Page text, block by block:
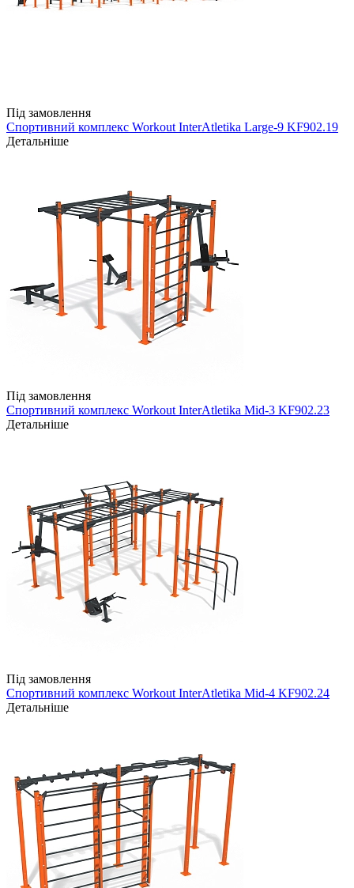
Під замовлення
Спортивний комплекс Workout InterAtletika Large-9 KF902.19
Детальніше
Під замовлення
Спортивний комплекс Workout InterAtletika Mid-3 KF902.23
Детальніше
Під замовлення
Спортивний комплекс Workout InterAtletika Mid-4 KF902.24
Детальніше